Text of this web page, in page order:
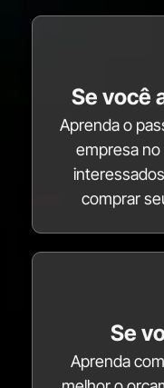
Se você
Aprenda o
empresa
comprar
Se
Aprenda